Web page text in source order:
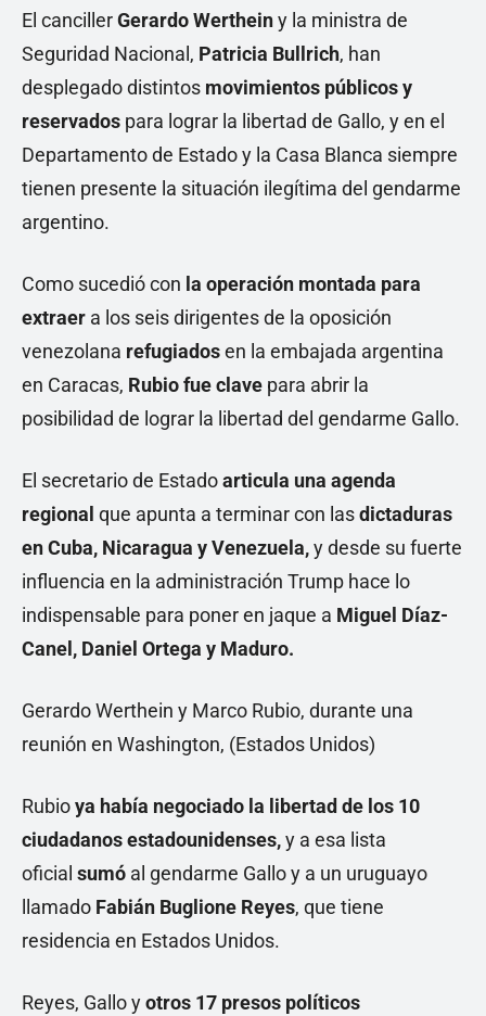
El cancillerGerardo Wertheiny la ministra de
Seguridad Nacional, Patricia Bullrich, han
desplegado distintos movimientos públicos y
reservados para lograr la libertad de Gallo, y en el
Departamento de Estado y la Casa Blanca siempre
tienen presente la situación ilegítima del gendarme
argentino.
Como sucedió con la operación montada para
extraer a los seis dirigentes de la oposición
venezolana refugiadosen la embajada argentina
en Caracas, Rubio fue clave para abrir la
posibilidad de lograr la libertad del gendarme Gallo.
El secretario de Estadoarticula una agenda
regional que apunta a terminar con lasdictaduras
en Cuba, Nicaragua y Venezuela,y desde su fuerte
influencia en la administración Trump hace lo
indispensable para poner en jaque a Miguel Díaz-
Canel, Daniel Ortega y Maduro.
Gerardo Werthein y Marco Rubio, durante una
reunión en Washington, (Estados Unidos)
Rubioya había negociado la libertad de los 10
ciudadanos estadounidenses,y a esa lista
oficial sumó al gendarme Gallo y a un uruguayo
llamado Fabián Buglione Reyes, que tiene
residencia en Estados Unidos.
Reyes, Gallo yotros 17 presos políticos